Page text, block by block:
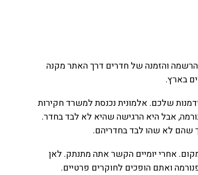
הרשמה והזמנה של חדרים דרך האתר מקנה
בארץ.
שלכם. אלמונית נכנסת למשרד חקירות
אבל היא הרגישה שהיא לא לבד בחדר.
שהם לא שהו לבד בחדריהם.
אחרי יומיים הקשר אתה מתנתק. לאן
ואתם הופכים לחוקרים פרטיים.